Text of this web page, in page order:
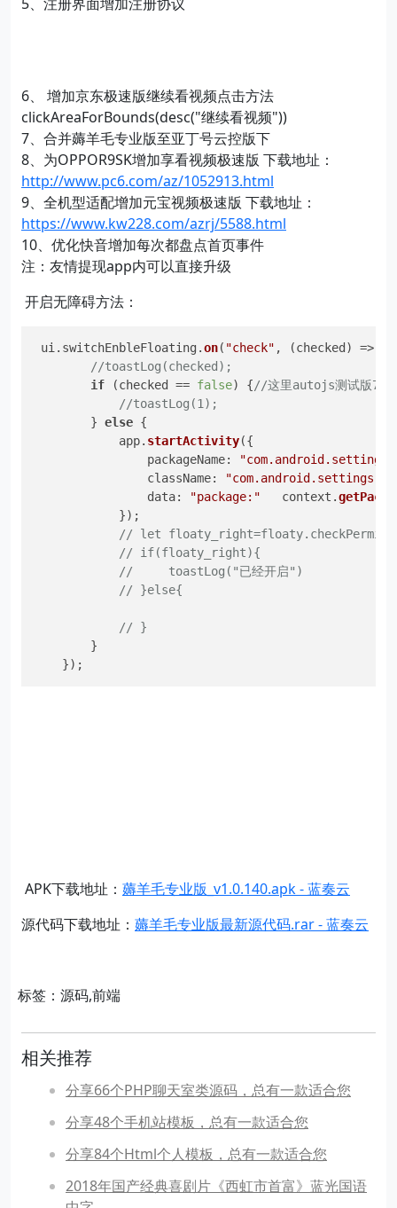
6、 增加京东极速版继续看视频点击方法
clickAreaForBounds(desc("继续看视频"))
7、合并薅羊毛专业版至亚丁号云控版下
8、为OPPOR9SK增加享看视频极速版 下载地址：
http://www.pc6.com/az/1052913.html
9、全机型适配增加元宝视频极速版 下载地址：
https://www.kw228.com/azrj/5588.html
10、优化快音增加每次都盘点首页事件
注：友情提现app内可以直接升级
开启无障碍方法：
ui. switchEnbleFloating .on( "check" , (checked ) =>
//toastLog(checked);
if (checked == false) {//这里autojs测试版7好
//toastLog(1);
        }
else {
            app.
startActivity({
packageName: "com.android.settings"
className:
data: "package:"
   context.
            });
// let
// if(floaty_right){
//     toastLog("已经开启")
// }else{
// }
        }
    });
APK下载地址： 薅羊毛专业版_v1.0.140.apk - 蓝奏云
源代码下载地址： 薅羊毛专业版最新源代码.rar - 蓝奏云
标签：源码,前端
相关推荐
分享66个PHP聊天室类源码，总有一款适合您
分享48个手机站模板，总有一款适合您
分享84个Html个人模板，总有一款适合您
2018年国产经典喜剧片《西虹市首富》蓝光国语